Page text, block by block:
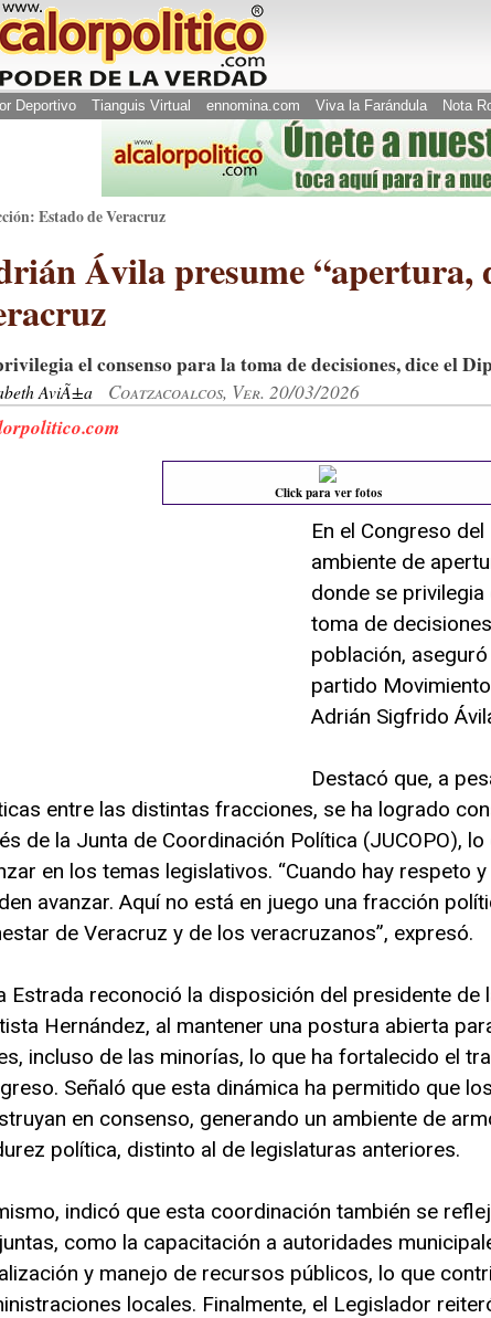
Deportivo Tianguis Virtual ennomina.com Viva la Farándula Nota
Estado de Veracruz
Ávila presume “apertura,
el consenso para la toma de decisiones, dice el
AviÃ±a Coatzacoalcos, Ver. 20/03/2026
Click para ver fotos
En el Congreso
ambiente de
donde se
toma de
población,
partido
Adrián Sigfrido
Destacó que, a
entre las distintas fracciones, se ha logrado
de la Junta de Coordinación Política (JUCOPO),
en los temas legislativos. “Cuando hay respeto
avanzar. Aquí no está en juego una fracción
de Veracruz y de los veracruzanos”, expresó.
Estrada reconoció la disposición del presidente de
Hernández, al mantener una postura abierta
incluso de las minorías, lo que ha fortalecido el
Señaló que esta dinámica ha permitido que
en consenso, generando un ambiente de
política, distinto al de legislaturas anteriores.
indicó que esta coordinación también se
como la capacitación a autoridades
y manejo de recursos públicos, lo que
locales. Finalmente, el Legislador